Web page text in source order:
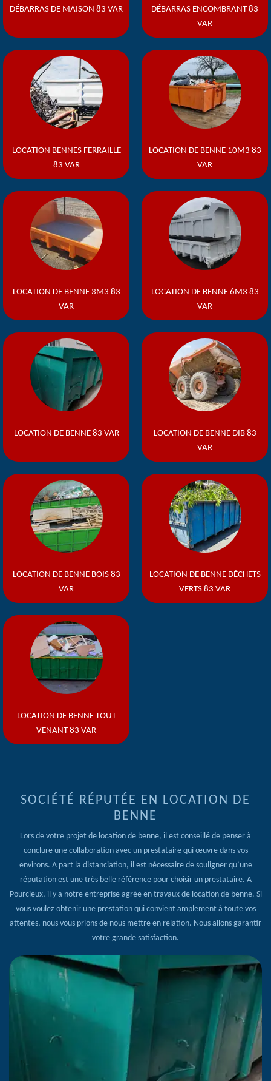
DÉBARRAS DE MAISON 83 VAR
DÉBARRAS ENCOMBRANT 83
VAR
LOCATION BENNES FERRAILLE
83 VAR
LOCATION DE BENNE 10M3 83
VAR
LOCATION DE BENNE 3M3 83
VAR
LOCATION DE BENNE 6M3 83
VAR
LOCATION DE BENNE 83 VAR
LOCATION DE BENNE DIB 83
VAR
LOCATION DE BENNE BOIS 83
VAR
LOCATION DE BENNE DÉCHETS
VERTS 83 VAR
LOCATION DE BENNE TOUT
VENANT 83 VAR
SOCIÉTÉ RÉPUTÉE EN LOCATION DE
BENNE
Lors de votre projet de location de benne, il est conseillé de penser à
conclure une collaboration avec un prestataire qui œuvre dans vos
environs. A part la distanciation, il est nécessaire de souligner qu’une
réputation est une très belle référence pour choisir un prestataire. A
Pourcieux, il y a notre entreprise agrée en travaux de location de benne. Si
vous voulez obtenir une prestation qui convient amplement à toute vos
attentes, nous vous prions de nous mettre en relation. Nous allons garantir
votre grande satisfaction.